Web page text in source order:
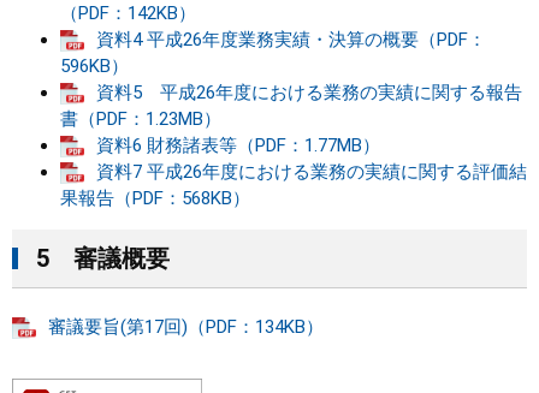
（PDF：142KB）
資料4 平成26年度業務実績・決算の概要（PDF：
596KB）
資料5 平成26年度における業務の実績に関する報告
書（PDF：1.23MB）
資料6 財務諸表等（PDF：1.77MB）
資料7 平成26年度における業務の実績に関する評価結
果報告（PDF：568KB）
5 審議概要
審議要旨(第17回)（PDF：134KB）